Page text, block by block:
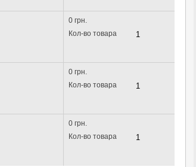
0 грн.
Кол-во товара
0 грн.
Кол-во товара
0 грн.
Кол-во товара